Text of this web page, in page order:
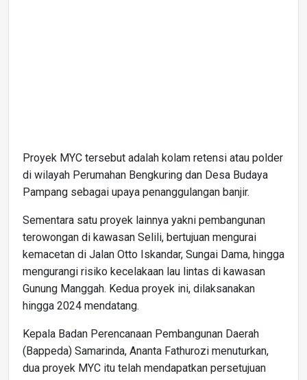
Proyek MYC tersebut adalah kolam retensi atau polder
di wilayah Perumahan Bengkuring dan Desa Budaya
Pampang sebagai upaya penanggulangan banjir.
Sementara satu proyek lainnya yakni pembangunan
terowongan di kawasan Selili, bertujuan mengurai
kemacetan di Jalan Otto Iskandar, Sungai Dama, hingga
mengurangi risiko kecelakaan lau lintas di kawasan
Gunung Manggah. Kedua proyek ini, dilaksanakan
hingga 2024 mendatang.
Kepala Badan Perencanaan Pembangunan Daerah
(Bappeda) Samarinda, Ananta Fathurozi menuturkan,
dua proyek MYC itu telah mendapatkan persetujuan